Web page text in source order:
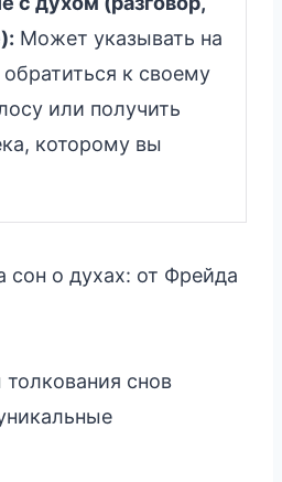
Может указывать на
к своему
или получить
которому вы
сон о духах: от Фрейда
снов